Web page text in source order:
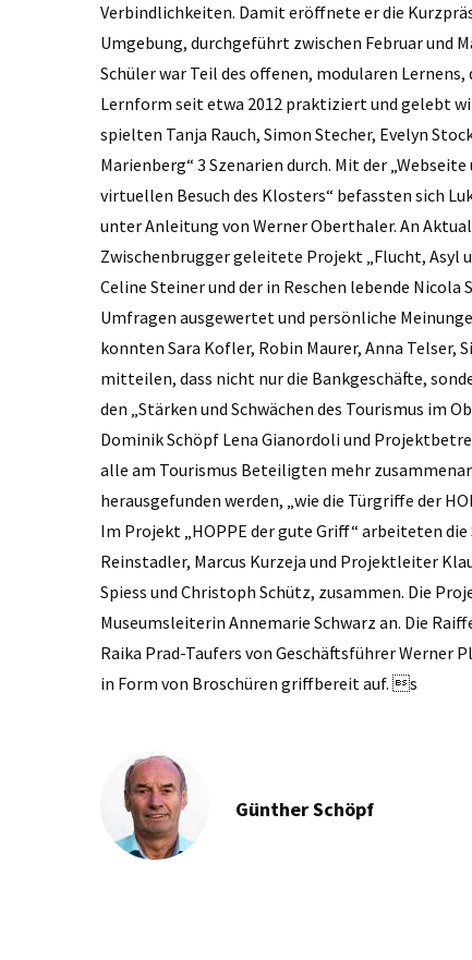
Verbindlichkeiten. Damit eröffnete er die
Umgebung, durchgeführt zwischen Februar und
Schüler war Teil des offenen, modularen
Lernform seit etwa 2012 praktiziert und gelebt
spielten Tanja Rauch, Simon Stecher, Evelyn
Marienberg“ 3 Szenarien durch. Mit der
virtuellen Besuch des Klosters“ befassten sich
unter Anleitung von Werner Oberthaler. An
Zwischenbrugger geleitete Projekt „Flucht, Asyl
Celine Steiner und der in Reschen lebende
Umfragen ausgewertet und persönliche
konnten Sara Kofler, Robin Maurer, Anna
mitteilen, dass nicht nur die Bankgeschäfte,
den „Stärken und Schwächen des Tourismus im
Dominik Schöpf Lena ­Gianordoli und
alle am Tourismus Beteiligten mehr
herausgefunden werden, „wie die Türgriffe der
Im Projekt „HOPPE der gute Griff“ arbeiteten
Reinstadler, Marcus Kurzeja und Projektleiter
Spiess und Christoph Schütz, zusammen. Die
Museumsleiterin Annemarie Schwarz an. Die
Raika Prad-Taufers von Geschäftsführer
in Form von Broschüren griffbereit auf. s
Günther Schöpf